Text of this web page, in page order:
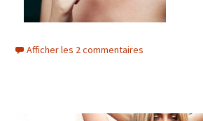
Afficher les 2 commentaires